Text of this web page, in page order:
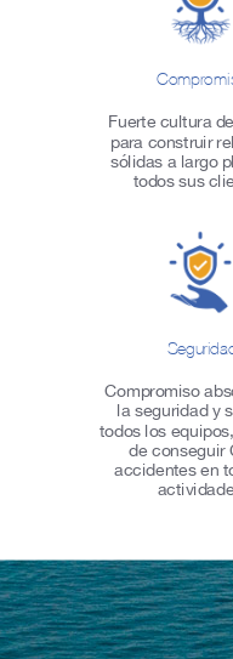
Fuerte cultura
para construir
sólidas a largo
todos sus
Compromiso
la seguridad y
todos los
de conseguir
accidentes en